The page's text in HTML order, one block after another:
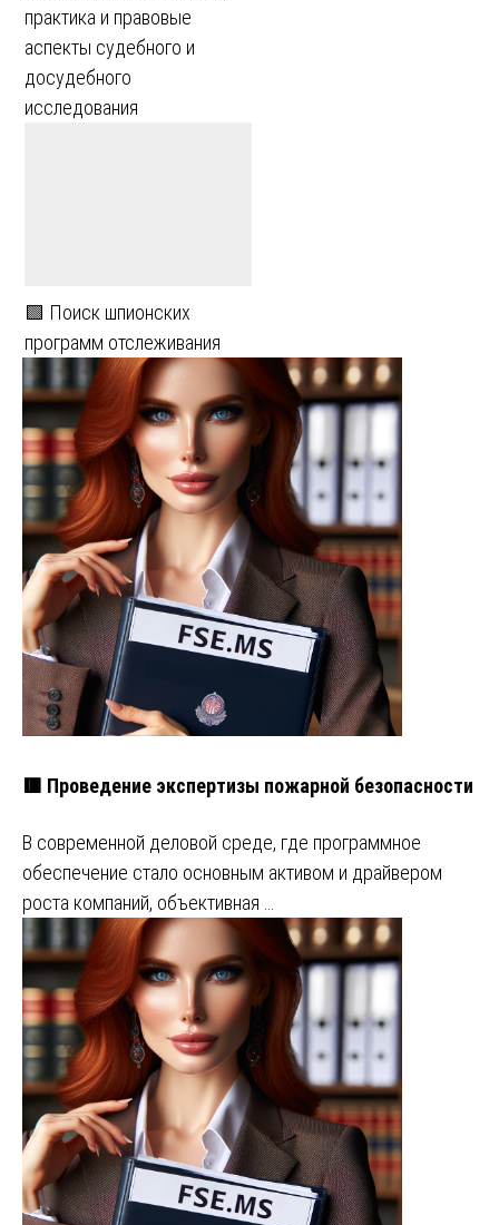
практика и правовые
аспекты судебного и
досудебного
исследования
🟩 Поиск шпионских
программ отслеживания
🟥 Проведение экспертизы пожарной безопасности
В современной деловой среде, где программное
обеспечение стало основным активом и драйвером
роста компаний, объективная …